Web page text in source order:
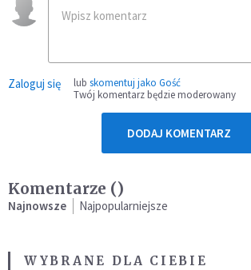
Zaloguj się lub skomentuj jako Gość
Twój komentarz będzie moderowany
DODAJ KOMENTARZ
Komentarze ()
Najnowsze Najpopularniejsze
WYBRANE DLA CIEBIE